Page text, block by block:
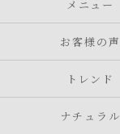
メニュー
お客様の声
トレンド
ナチュラル